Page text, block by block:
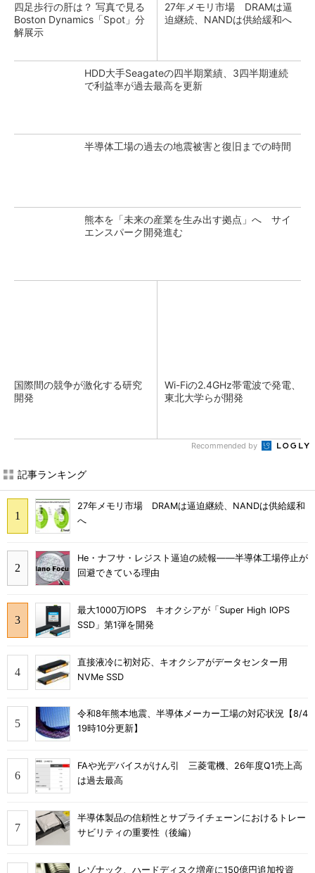
四足歩行の肝は？ 写真で見る
Boston Dynamics「Spot」分
解展示
27年メモリ市場 DRAMは逼
迫継続、NANDは供給緩和へ
HDD大手Seagateの四半期業績、3四半期連続
で利益率が過去最高を更新
半導体工場の過去の地震被害と復旧までの時間
熊本を「未来の産業を生み出す拠点」へ サイ
エンスパーク開発進む
国際間の競争が激化する研究
開発
Wi-Fiの2.4GHz帯電波で発電、
東北大学らが開発
Recommended by
記事ランキング
27年メモリ市場 DRAMは逼迫継続、NANDは供給緩和
へ
He・ナフサ・レジスト逼迫の続報――半導体工場停止が
回避できている理由
最大1000万IOPS キオクシアが「Super High IOPS
SSD」第1弾を開発
直接液冷に初対応、キオクシアがデータセンター用
NVMe SSD
令和8年熊本地震、半導体メーカー工場の対応状況【8/4
19時10分更新】
FAや光デバイスがけん引 三菱電機、26年度Q1売上高
は過去最高
半導体製品の信頼性とサプライチェーンにおけるトレー
サビリティの重要性（後編）
レゾナック、ハードディスク増産に150億円追加投資